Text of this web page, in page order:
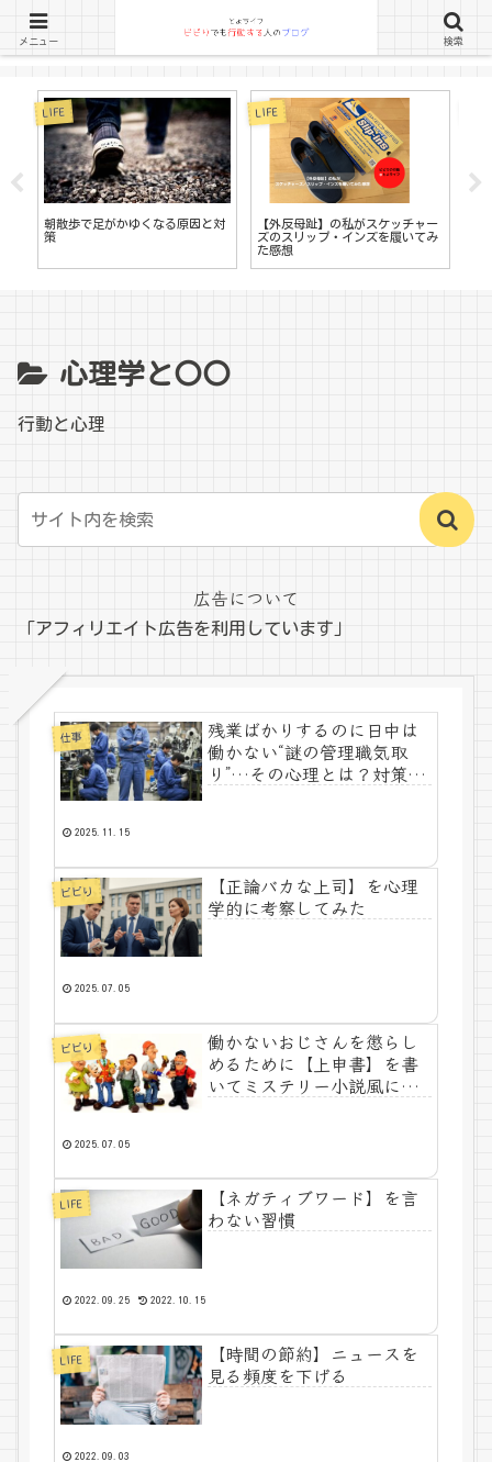
LIFE
朝散歩で足がかゆくなる原因と対
策
LIFE
【外反母趾】の私がスケッチャー
ズのスリップ・インズを履いてみ
た感想
心理学と〇〇
行動と心理
広告について
「アフィリエイト広告を利用しています」
仕事
残業ばかりするのに日中は
働かない“謎の管理職気取
り”…その心理とは？対策ま
2025.11.15
ビビり
【正論バカな上司】を心理
学的に考察してみた
2025.07.05
ビビり
働かないおじさんを懲らし
めるために【上申書】を書
いてミステリー小説風にし
2025.07.05
LIFE
【ネガティブワード】を言
わない習慣
2022.09.25 2022.10.15
LIFE
【時間の節約】ニュースを
見る頻度を下げる
2022.09.03
メニュー 検索